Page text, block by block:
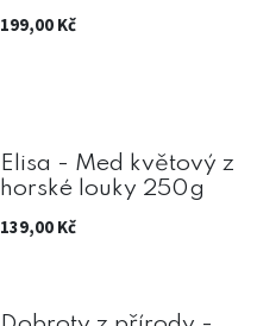
199,00Kč
Elisa - Med květový z
horské louky 250g
139,00Kč